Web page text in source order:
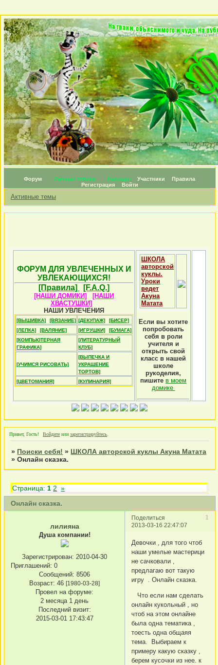
Форум Личные топики Награды Участники
Правила
Регистрация
Войти
Активные темы
ФОРУМ ДЛЯ УВЛЕЧЕННЫХ И
УВЛЕКАЮЩИХСЯ!
[Правила]
[F.A.Q.]
[НАШИ ДОМИКИ]
[НАШИ
ХВАСТУШКИ]
НАШИ УВЛЕЧЕНИЯ
[ВЫШИВКА] [ВЯЗАНИЕ] [ДЕКУПАЖ]
[БИСЕР]
[ЛЕПКА]
[ВАЛЯНИЕ] [ИГРУШКИ]
[БУМАГА]
[КОМПЬЮТЕРНАЯ
ГРАФИКА]
[ЛИТЕРАТУРНЫЙ
КЛУБ]
[УЧИМСЯ РИСОВАТЬ]
[ВЫПЕЧКА И
УКРАШЕНИЕ
ТОРТОВ]
[ЦВЕТОМАНИЯ]
[КУЛИНАРИЯ]
ШКОЛА
авторской
куклы.
Уроки
ведет
Акуна
Матата
Если вы хотите
попробовать
себя в роли
учителя и
открыть свой
класс в нашей
школе
рукоделия,
пишите в моем
домике
Привет, Гость! Войдите или зарегистрируйтесь
» Поиски себя! » ШКОЛА авторской куклы Акуна Матата
»Онлайн сказка.
Онлайн сказка.
Страница: 1 2 »
Поделиться
1
2013-03-16 22:47:07
лилияна
Душа компании!
Зарегистрирован: 2010-04-30
Приглашений: 0
Сообщений: 8506
Возраст: 46 [1980-03-28]
Провел на форуме:
2 месяца 1 день
Последний визит:
2015-03-01 17:43:47
Девочки , для того чтоб
наши умелые мастерици
не сачковали ,
предлагаю вот такую
игру . Онлайн сказка.
Что если нам сделать
онлайн кукольный , но
чтоб на этом онлайне
была одна тематика ,
тоесть одна общаяя
тема. Выбираем к
примеру какую сказку ,
берем кусочки из нее. к